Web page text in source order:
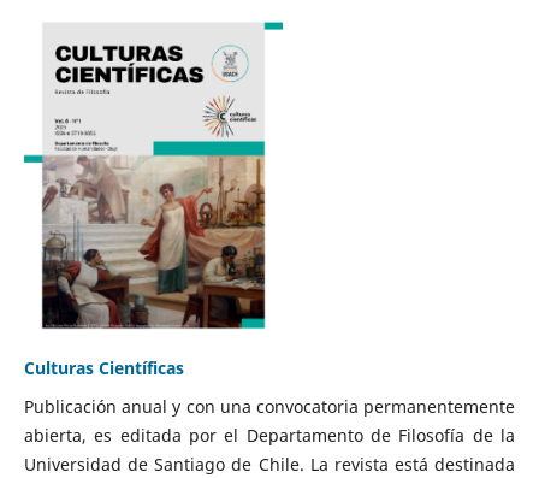
Culturas Científicas
Publicación anual y con una convocatoria permanentemente
abierta, es editada por el Departamento de Filosofía de la
Universidad de Santiago de Chile. La revista está destinada